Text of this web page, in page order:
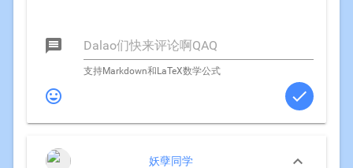

支持Markdown和LaTeX数学公式
 
妖孽同学 